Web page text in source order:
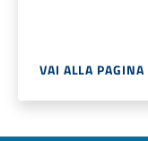
VAI ALLA PAGINA